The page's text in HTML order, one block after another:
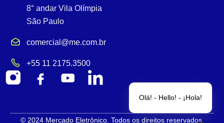
8° andar Vila Olímpia
São Paulo
comercial@me.com.br
+55 11 2175.3500
© 2024 Mercado Eletrônico. Todos os direitos reservados.
Olá! - Hello! - ¡Hola!